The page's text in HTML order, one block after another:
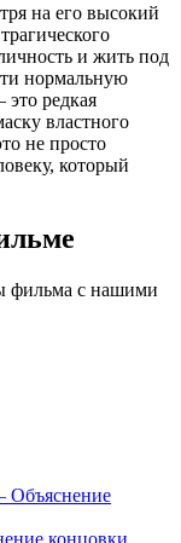
на его высокий
и жить под
нормальную
редкая
властного
не просто
который
фильма с нашими